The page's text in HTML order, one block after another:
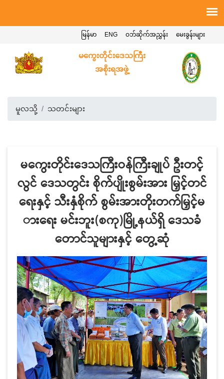
မေးခွန်းများ
ဝဘ်ဆိုက်အညွှန်း
ENG
မြန်မာ
မကွေးတိုင်းဒေသကြီး
အစိုးရအဖွဲ့
မူလသို့ သတင်းများ
မကွေးတိုင်းဒေသကြီးဝန်ကြီးချုပ် ဦးတင့်
လွင် ဒေသတွင်း စိုက်ပျိုးစွမ်းအား မြှင့်တင်
ရေးနှင့် သီးနှံစိုက် စွမ်းအားတိုးတက်မြှင့်မ
ားရေး မင်းဘူး(စကု)မြို့နယ်ရှိ ဒေသခံ
တောင်သူများနှင့် တွေ့ဆုံ